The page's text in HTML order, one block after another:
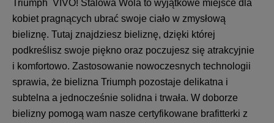
Triumph VIVO! Stalowa Wola to wyjątkowe miejsce dla
kobiet pragnących ubrać swoje ciało w zmysłową
bieliznę. Tutaj znajdziesz bieliznę, dzięki której
podkreślisz swoje piękno oraz poczujesz się atrakcyjnie
i komfortowo. Zastosowanie nowoczesnych technologii
sprawia, że bielizna Triumph pozostaje delikatna i
subtelna a jednocześnie solidna i trwała. W doborze
bielizny pomogą wam nasze certyfikowane brafitterki z